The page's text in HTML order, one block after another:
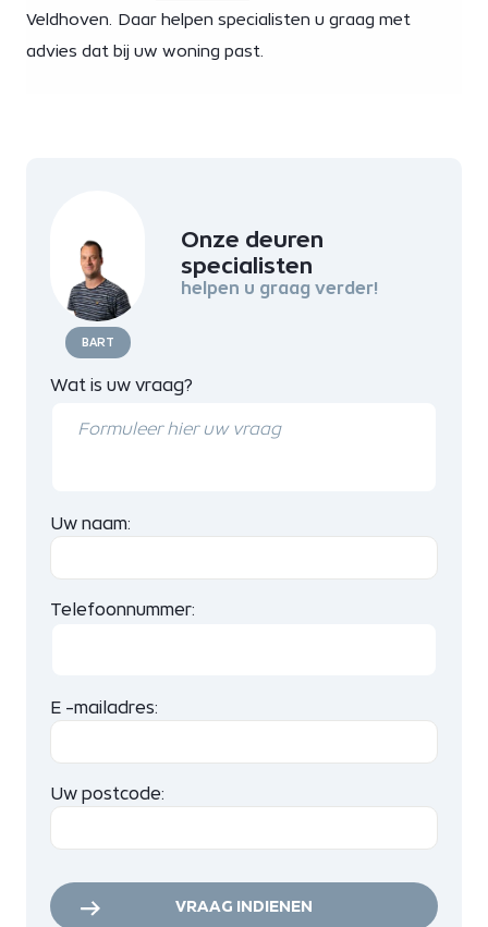
Veldhoven. Daar helpen specialisten u graag met
advies dat bij uw woning past.
BART
Onze deuren
specialisten
helpen u graag verder!
Wat is uw vraag?
Uw naam:
Telefoonnummer:
E -mailadres:
Uw postcode:
VRAAG INDIENEN